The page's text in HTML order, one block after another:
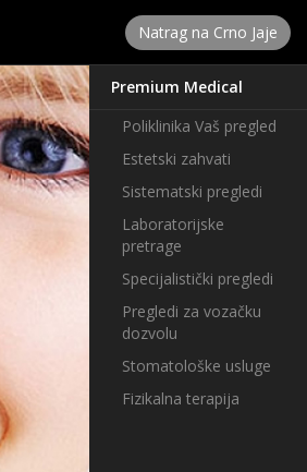
Natrag na Crno Jaje
Premium Medical
Poliklinika Vaš pregled
Estetski zahvati
Sistematski pregledi
Laboratorijske
pretrage
Specijalistički pregledi
Pregledi za vozačku
dozvolu
Stomatološke usluge
Fizikalna terapija